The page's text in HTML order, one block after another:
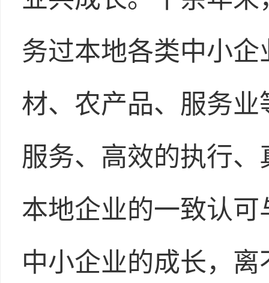
务过本地各类中小
材、农产品、服务
服务、高效的执行
本地企业的一致认
中小企业的成长，